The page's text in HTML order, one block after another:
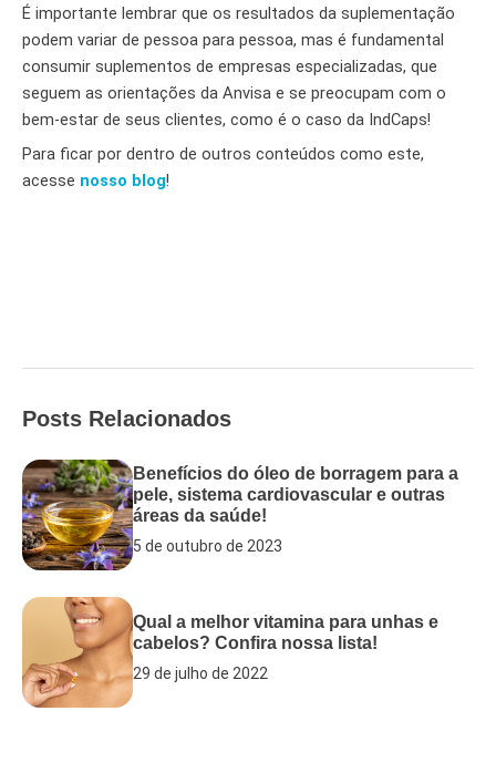
É importante lembrar que os resultados da suplementação
podem variar de pessoa para pessoa, mas é fundamental
consumir suplementos de empresas especializadas, que
seguem as orientações da Anvisa e se preocupam com o
bem-estar de seus clientes, como é o caso da IndCaps!
Para ficar por dentro de outros conteúdos como este,
acesse nosso blog!
Posts Relacionados
Benefícios do óleo de borragem para a
pele, sistema cardiovascular e outras
áreas da saúde!
5 de outubro de 2023
Qual a melhor vitamina para unhas e
cabelos? Confira nossa lista!
29 de julho de 2022